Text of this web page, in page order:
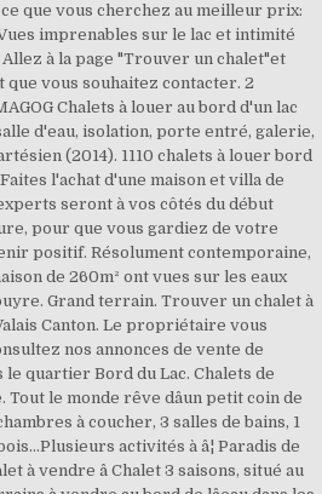
que vous cherchez au meilleur prix:
imprenables sur le lac et intimité
Allez à la page "Trouver un chalet"et
que vous souhaitez contacter. 2
Chalets à louer au bord d'un lac
d'eau, isolation, porte entré, galerie,
(2014). 1110 chalets à louer bord
l'achat d'une maison et villa de
seront à vos côtés du début
pour que vous gardiez de votre
positif. Résolument contemporaine,
de 260m² ont vues sur les eaux
Grand terrain. Trouver un chalet à
Canton. Le propriétaire vous
nos annonces de vente de
le quartier Bord du Lac. Chalets de
le monde rêve dâun petit coin de
à coucher, 3 salles de bains, 1
activités à â¦ Paradis de
à vendre â Chalet 3 saisons, situé au